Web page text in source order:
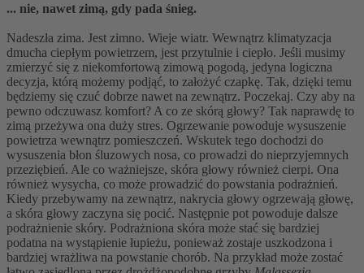
... nie, nawet zimą, gdy pada śnieg.
Nadeszła zima. Jest zimno. Wieje wiatr. Wewnątrz klimatyzacja
dmucha ciepłym powietrzem, jest przytulnie i ciepło. Jeśli musimy
zmierzyć się z niekomfortową zimową pogodą, jedyna logiczna
decyzja, którą możemy podjąć, to założyć czapkę. Tak, dzięki temu
będziemy się czuć dobrze nawet na zewnątrz. Poczekaj. Czy aby na
pewno odczuwasz komfort? A co ze skórą głowy? Tak naprawdę to
zimą przeżywa ona duży stres. Ogrzewanie powoduje wysuszenie
powietrza wewnątrz pomieszczeń. Wskutek tego dochodzi do
wysuszenia błon śluzowych nosa, co prowadzi do nieprzyjemnych
przeziębień. Ale co ważniejsze, skóra głowy również cierpi. Ona
również wysycha, co może prowadzić do powstania podrażnień.
Kiedy przebywamy na zewnątrz, nakrycia głowy ogrzewają głowę,
a skóra głowy zaczyna się pocić. Następnie pot powoduje dalsze
podrażnienie skóry. Podrażniona skóra może stać się bardziej
podatna na wystąpienie łupieżu, ponieważ zostaje uszkodzona i
bardziej wrażliwa na powstanie chorób. Na przykład może zostać